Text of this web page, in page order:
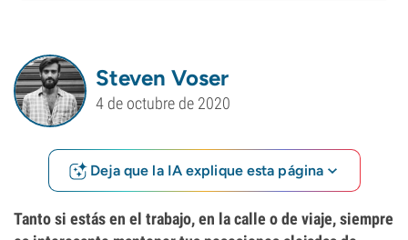
Steven Voser
4 de octubre de 2020
Deja que la IA explique esta página
Tanto si estás en el trabajo, en la calle o de viaje, siempre